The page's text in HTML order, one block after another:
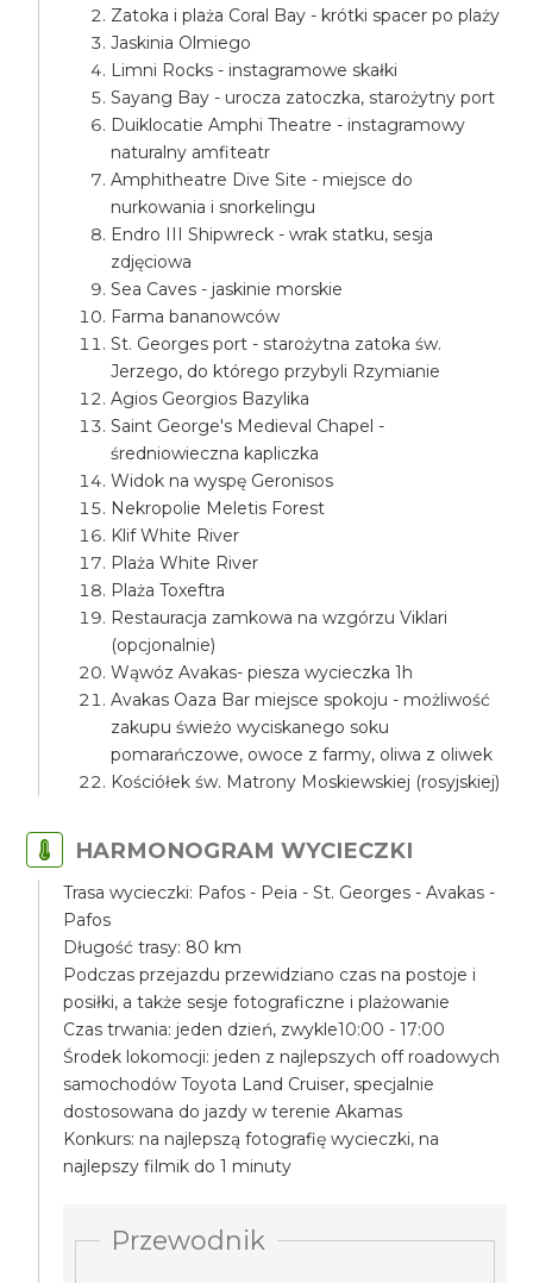
Zatoka i plaża Coral Bay - krótki spacer po plaży
Jaskinia Olmiego
Limni Rocks - instagramowe skałki
Sayang Bay - urocza zatoczka, starożytny port
Duiklocatie Amphi Theatre - instagramowy
naturalny amfiteatr
Amphitheatre Dive Site - miejsce do
nurkowania i snorkelingu
Endro III Shipwreck - wrak statku, sesja
zdjęciowa
Sea Caves - jaskinie morskie
Farma bananowców
St. Georges port - starożytna zatoka św.
Jerzego, do którego przybyli Rzymianie
Agios Georgios Bazylika
Saint George's Medieval Chapel -
średniowieczna kapliczka
Widok na wyspę Geronisos
Nekropolie Meletis Forest
Klif White River
Plaża White River
Plaża Toxeftra
Restauracja zamkowa na wzgórzu Viklari
(opcjonalnie)
Wąwóz Avakas- piesza wycieczka 1h
Avakas Oaza Bar miejsce spokoju - możliwość
zakupu świeżo wyciskanego soku
pomarańczowe, owoce z farmy, oliwa z oliwek
Kościółek św. Matrony Moskiewskiej (rosyjskiej)
HARMONOGRAM WYCIECZKI
Trasa wycieczki: Pafos - Peia - St. Georges - Avakas -
Pafos
Długość trasy: 80 km
Podczas przejazdu przewidziano czas na postoje i
posiłki, a także sesje fotograficzne i plażowanie
Czas trwania: jeden dzień, zwykle10:00 - 17:00
Środek lokomocji: jeden z najlepszych off roadowych
samochodów Toyota Land Cruiser, specjalnie
dostosowana do jazdy w terenie Akamas
Konkurs: na najlepszą fotografię wycieczki, na
najlepszy filmik do 1 minuty
Przewodnik